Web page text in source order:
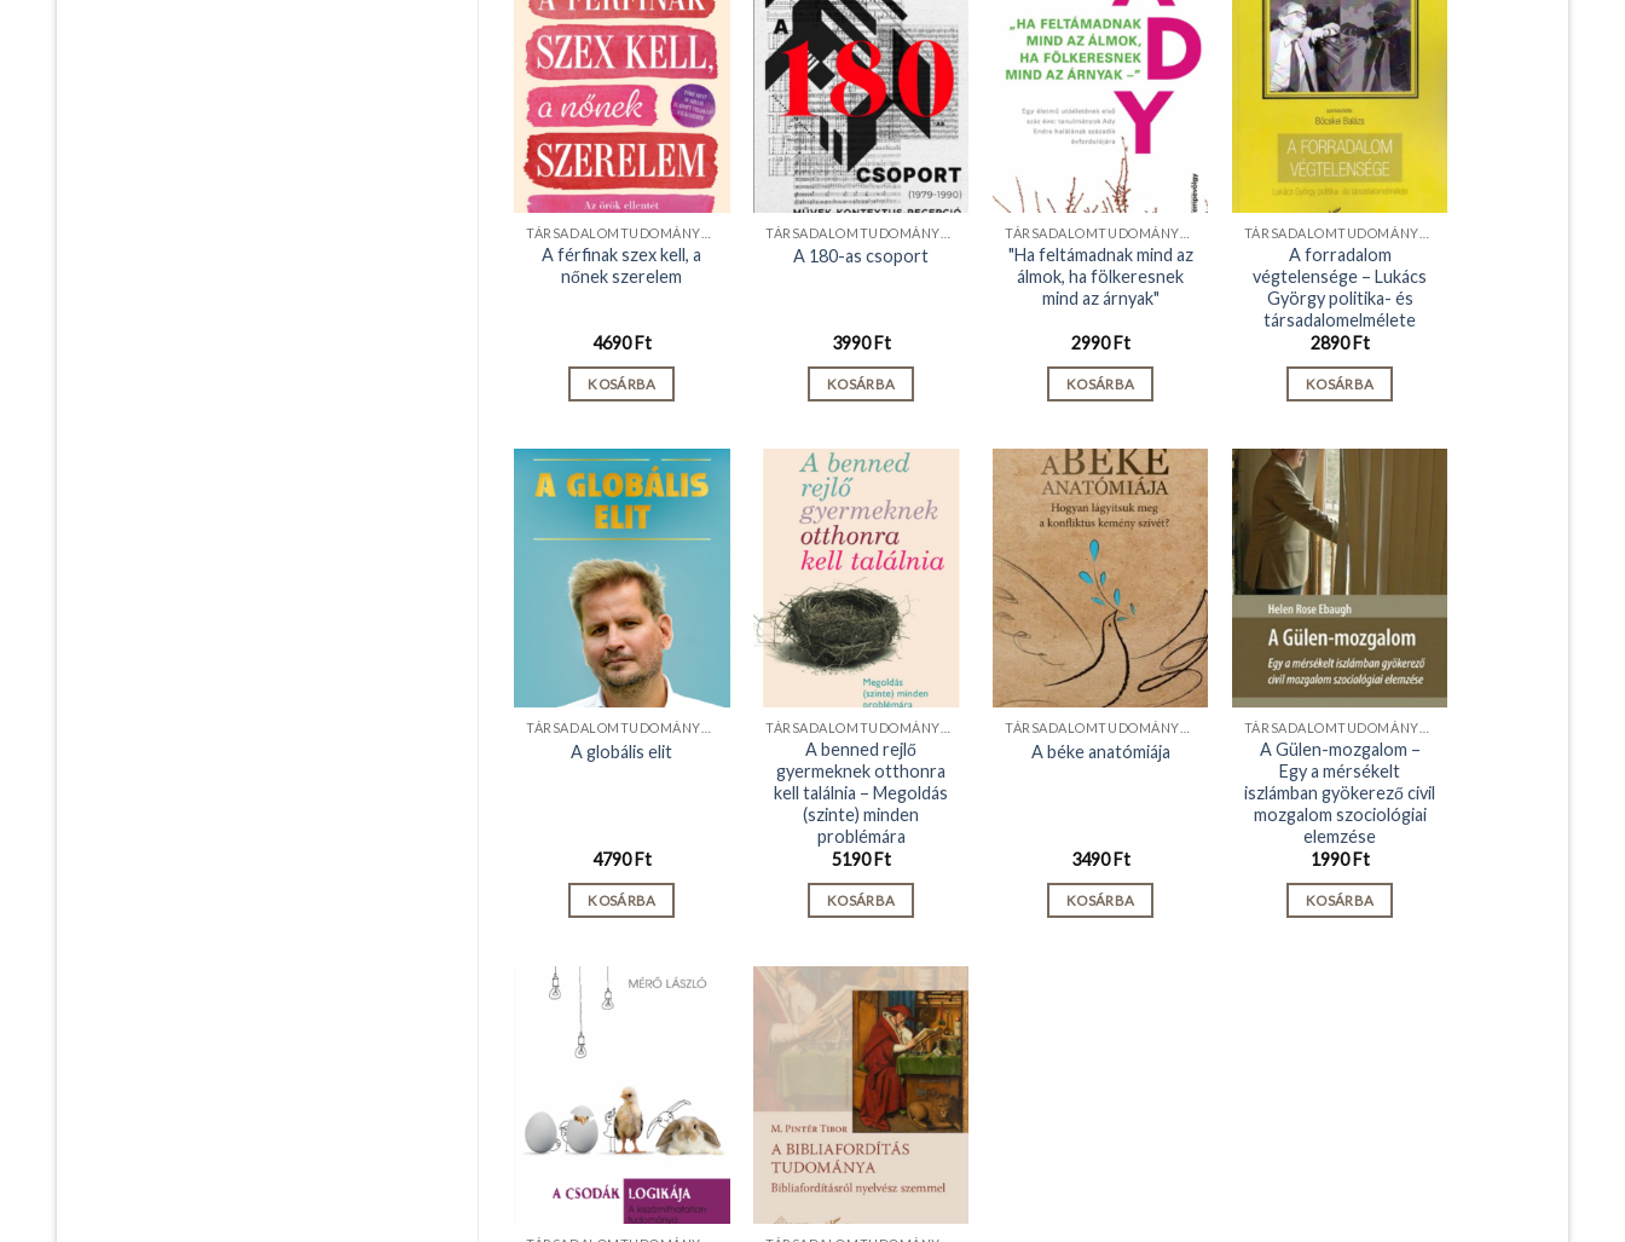
A férfinak szex kell, a
nőnek szerelem
4690Ft
KOSÁRBA
A 180-as csoport
3990Ft
KOSÁRBA
"Ha feltámadnak mind az
álmok, ha fölkeresnek
mind az árnyak"
2990Ft
KOSÁRBA
A forradalom
végtelensége – Lukács
György politika- és
társadalomelmélete
2890Ft
KOSÁRBA
A globális elit
4790Ft
KOSÁRBA
A benned rejlő
gyermeknek otthonra
kell találnia – Megoldás
(szinte) minden
problémára
5190Ft
KOSÁRBA
A béke anatómiája
3490Ft
KOSÁRBA
A Gülen-mozgalom –
Egy a mérsékelt
iszlámban gyökerező civil
mozgalom szociológiai
elemzése
1990Ft
KOSÁRBA